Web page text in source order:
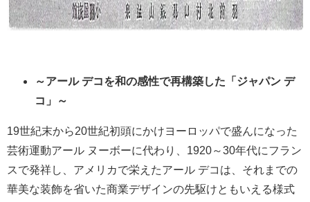
～アール デコを和の感性で再構築した「ジャパン デ
コ」～
19世紀末から20世紀初頭にかけヨーロッパで盛んになった
芸術運動アール ヌーボーに代わり、1920～30年代にフラン
スで発祥し、アメリカで栄えたアール デコは、それまでの
華美な装飾を省いた商業デザインの先駆けともいえる様式